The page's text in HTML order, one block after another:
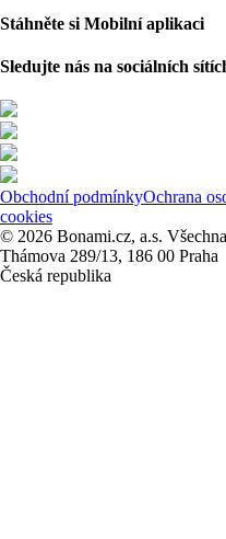
Stáhněte si Mobilní aplikaci
Sledujte nás na sociálních
Obchodní podmínkyOchrana
cookies
© 2026 Bonami.cz, a.s.
Thámova 289/13, 186 00 Praha
Česká republika